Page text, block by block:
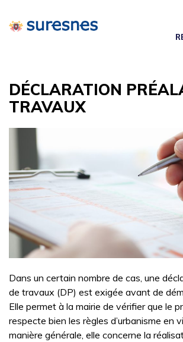
DÉCLARATION
TRAVAUX
Dans un certain nombre de cas, une
de travaux (DP) est exigée avant de
Elle permet à la mairie de vérifier que le
respecte bien les règles d’urbanisme en
manière générale, elle concerne la